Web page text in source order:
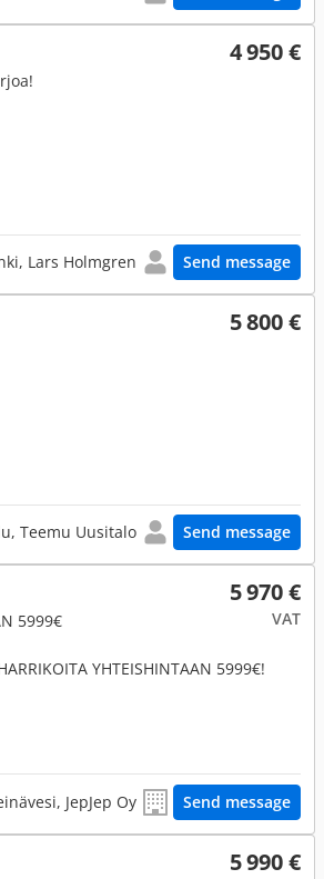
4 950 €
Lars Holmgren Send message
5 800 €
Teemu Uusitalo Send message
5 970 €
VAT
5999€
YHTEISHINTAAN 5999€!
JepJep Oy Send message
5 990 €